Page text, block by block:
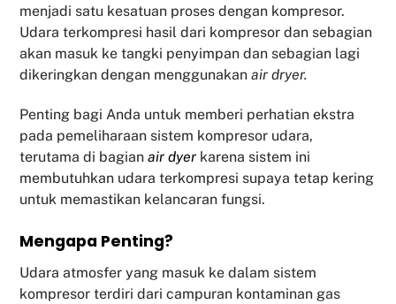
menjadi satu kesatuan proses dengan kompresor.
Udara terkompresi hasil dari kompresor dan sebagian
akan masuk ke tangki penyimpan dan sebagian lagi
dikeringkan dengan menggunakanair dryer.
Penting bagi Anda untuk memberi perhatian ekstra
pada pemeliharaan sistem kompresor udara,
terutama di bagianair dyer karena sistem ini
membutuhkan udara terkompresi supaya tetap kering
untuk memastikan kelancaran fungsi.
Mengapa Penting?
Udara atmosfer yang masuk ke dalam sistem
kompresor terdiri dari campuran kontaminan gas